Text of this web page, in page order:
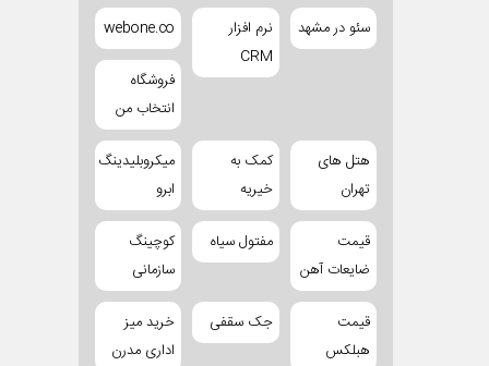
سئو در مشهد
نرم افزار
CRM
webone.co
فروشگاه
انتخاب من
هتل های
تهران
کمک به
خیریه
میکروبلیدینگ
ابرو
قیمت
ضایعات آهن
مفتول سیاه
کوچینگ
سازمانی
قیمت
هبلکس
جک سقفی
خرید میز
اداری مدرن